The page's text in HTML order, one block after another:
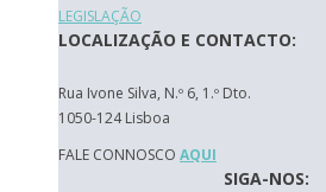
LEGISLAÇÃO
LOCALIZAÇÃO E CONTACTO:
Rua Ivone Silva, N.º 6, 1.º Dto.
1050-124 Lisboa
FALE CONNOSCO AQUI
SIGA-NOS: